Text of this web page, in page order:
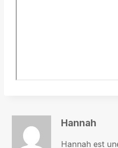
Hannah
Hannah est